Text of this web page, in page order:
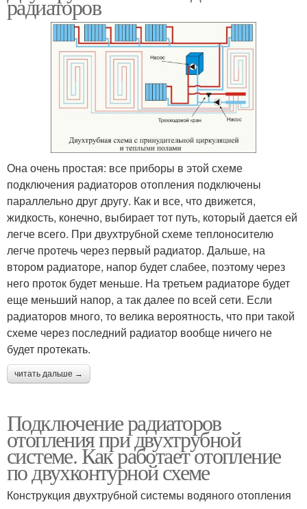
радиаторов
Она очень простая: все приборы в этой схеме
подключения радиаторов отопления подключены
параллельно друг другу. Как и все, что движется,
жидкость, конечно, выбирает тот путь, который дается ей
легче всего. При двухтрубной схеме теплоносителю
легче протечь через первый радиатор. Дальше, на
втором радиаторе, напор будет слабее, поэтому через
него проток будет меньше. На третьем радиаторе будет
еще меньший напор, а так далее по всей сети. Если
радиаторов много, то велика вероятность, что при такой
схеме через последний радиатор вообще ничего не
будет протекать.
читать дальше →
Подключение радиаторов
отопления при двухтрубной
системе. Как работает отопление
по двухконтурной схеме
Конструкция двухтрубной системы водяного отопления